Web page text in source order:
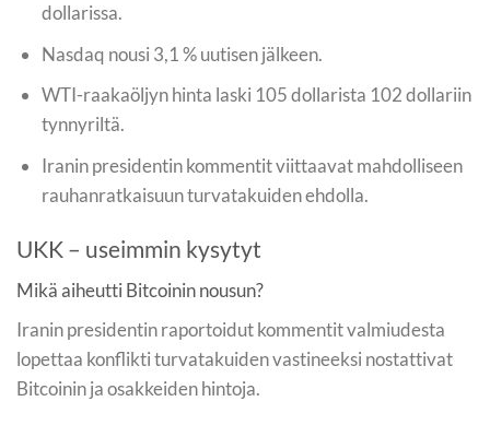
dollarissa.
Nasdaq nousi 3,1 % uutisen jälkeen.
WTI-raakaöljyn hinta laski 105 dollarista 102 dollariin
tynnyriltä.
Iranin presidentin kommentit viittaavat mahdolliseen
rauhanratkaisuun turvatakuiden ehdolla.
UKK – useimmin kysytyt
Mikä aiheutti Bitcoinin nousun?
Iranin presidentin raportoidut kommentit valmiudesta
lopettaa konflikti turvatakuiden vastineeksi nostattivat
Bitcoinin ja osakkeiden hintoja.